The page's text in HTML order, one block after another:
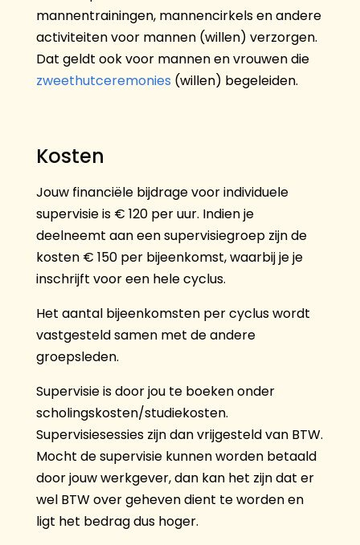
mannentrainingen, mannencirkels en andere
activiteiten voor mannen (willen) verzorgen.
Dat geldt ook voor mannen en vrouwen die
zweethutceremonies (willen) begeleiden.
Kosten
Jouw financiële bijdrage voor individuele
supervisie is € 120 per uur. Indien je
deelneemt aan een supervisiegroep zijn de
kosten € 150 per bijeenkomst, waarbij je je
inschrijft voor een hele cyclus.
Het aantal bijeenkomsten per cyclus wordt
vastgesteld samen met de andere
groepsleden.
Supervisie is door jou te boeken onder
scholingskosten/studiekosten.
Supervisiesessies zijn dan vrijgesteld van BTW.
Mocht de supervisie kunnen worden betaald
door jouw werkgever, dan kan het zijn dat er
wel BTW over geheven dient te worden en
ligt het bedrag dus hoger.